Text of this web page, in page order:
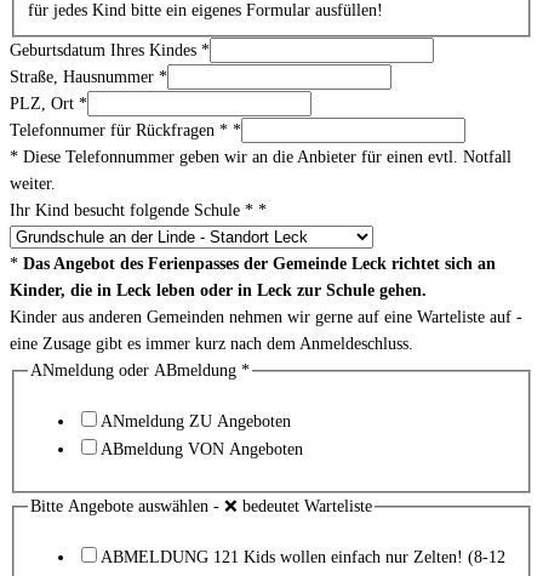
für jedes Kind bitte ein eigenes Formular ausfüllen!
Geburtsdatum Ihres Kindes *
Straße, Hausnummer *
PLZ, Ort *
Telefonnumer für Rückfragen * *
* Diese Telefonnummer geben wir an die Anbieter für einen evtl. Notfall
weiter.
Ihr Kind besucht folgende Schule * *
* Das Angebot des Ferienpasses der Gemeinde Leck richtet sich an
Kinder, die in Leck leben oder in Leck zur Schule gehen.
Kinder aus anderen Gemeinden nehmen wir gerne auf eine Warteliste auf -
eine Zusage gibt es immer kurz nach dem Anmeldeschluss.
ANmeldung oder ABmeldung *
ANmeldung ZU Angeboten
ABmeldung VON Angeboten
Bitte Angebote auswählen - ❌ bedeutet Warteliste
ABMELDUNG 121 Kids wollen einfach nur Zelten! (8-12